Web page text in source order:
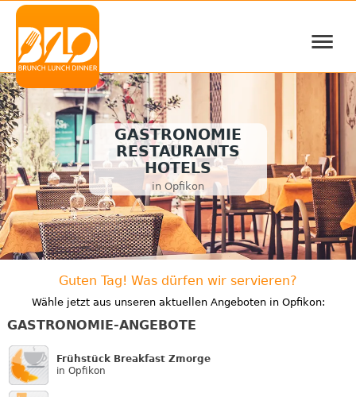
≡
GASTRONOMIE
RESTAURANTS
HOTELS
in Opfikon
Guten Tag! Was dürfen wir servieren?
Wähle jetzt aus unseren aktuellen Angeboten in Opfikon:
GASTRONOMIE-ANGEBOTE
Frühstück Breakfast Zmorge
in Opfikon